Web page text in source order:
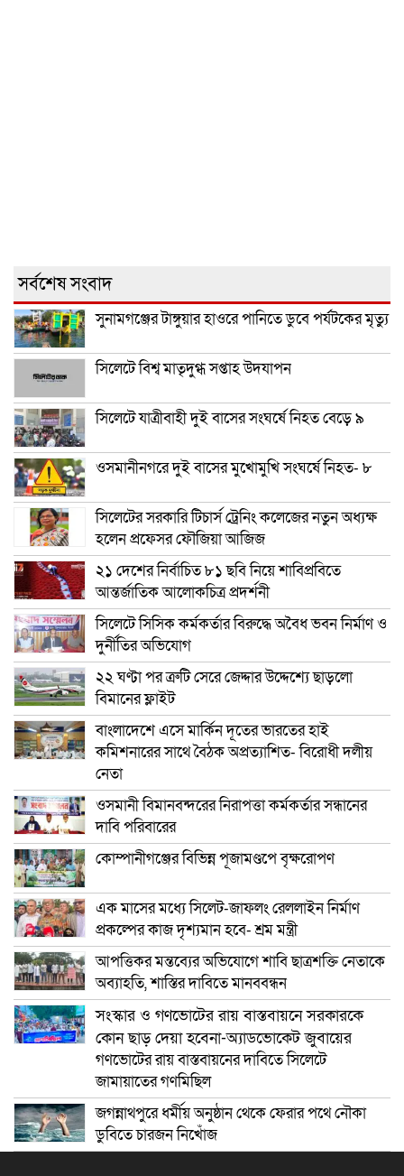
সর্বশেষ সংবাদ
সুনামগঞ্জের টাঙ্গুয়ার হাওরে পানিতে ডুবে পর্যটকের মৃত্যু
সিলেটে বিশ্ব মাতৃদুগ্ধ সপ্তাহ উদযাপন
সিলেটে যাত্রীবাহী দুই বাসের সংঘর্ষে নিহত বেড়ে ৯
ওসমানীনগরে দুই বাসের মুখোমুখি সংঘর্ষে নিহত- ৮
সিলেটের সরকারি টিচার্স ট্রেনিং কলেজের নতুন অধ্যক্ষ
হলেন প্রফেসর ফৌজিয়া আজিজ
২১ দেশের নির্বাচিত ৮১ ছবি নিয়ে শাবিপ্রবিতে
আন্তর্জাতিক আলোকচিত্র প্রদর্শনী
সিলেটে সিসিক কর্মকর্তার বিরুদ্ধে অবৈধ ভবন নির্মাণ ও
দুর্নীতির অভিযোগ
২২ ঘণ্টা পর ত্রুটি সেরে জেদ্দার উদ্দেশ্যে ছাড়লো
বিমানের ফ্লাইট
বাংলাদেশে এসে মার্কিন দূতের ভারতের হাই
কমিশনারের সাথে বৈঠক অপ্রত্যাশিত- বিরোধী দলীয়
নেতা
ওসমানী বিমানবন্দরের নিরাপত্তা কর্মকর্তার সন্ধানের
দাবি পরিবারের
কোম্পানীগঞ্জের বিভিন্ন পূজামণ্ডপে বৃক্ষরোপণ
এক মাসের মধ্যে সিলেট-জাফলং রেললাইন নির্মাণ
প্রকল্পের কাজ দৃশ্যমান হবে- শ্রম মন্ত্রী
আপত্তিকর মন্তব্যের অভিযোগে শাবি ছাত্রশক্তি নেতাকে
অব্যাহতি, শাস্তির দাবিতে মানববন্ধন
সংস্কার ও গণভোটের রায় বাস্তবায়নে সরকারকে
কোন ছাড় দেয়া হবেনা-অ্যাডভোকেট জুবায়ের
গণভোটের রায় বাস্তবায়নের দাবিতে সিলেটে
জামায়াতের গণমিছিল
জগন্নাথপুরে ধর্মীয় অনুষ্ঠান থেকে ফেরার পথে নৌকা
ডুবিতে চারজন নিখোঁজ